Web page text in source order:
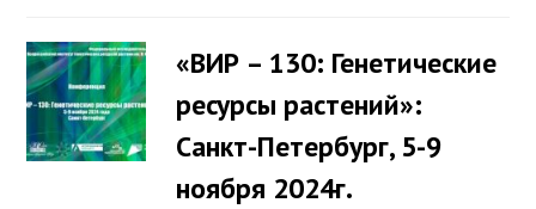
«ВИР – 130: Генетические
ресурсы растений»:
Санкт-Петербург, 5-9
ноября 2024г.